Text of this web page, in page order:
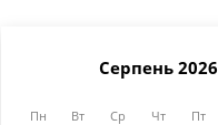
Серпень 2026
Пн Вт Ср Чт Пт